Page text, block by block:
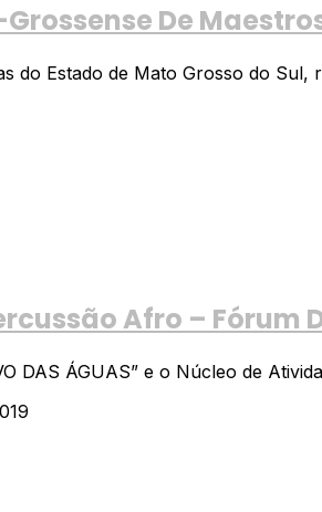
De
do Estado de Mato Grosso do Sul,
Afro – Fórum
DAS ÁGUAS” e o Núcleo de